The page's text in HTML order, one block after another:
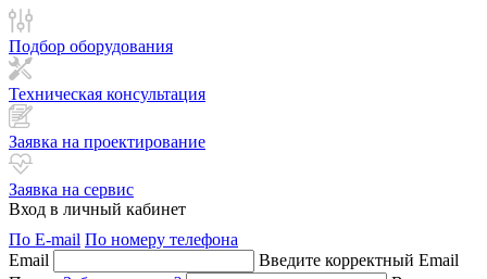
Подбор оборудования
Техническая консультация
Заявка на проектирование
Заявка на сервис
Вход в личный кабинет
По E-mail По номеру телефона
Email
Введите корректный Email